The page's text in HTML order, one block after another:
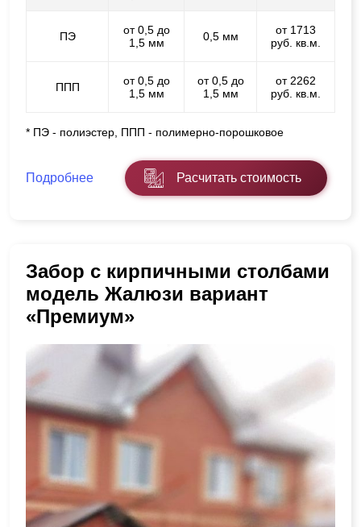
ПЭ
от 0,5 до
1,5 мм
0,5 мм
от 1713
руб. кв.м.
ППП
от 0,5 до
1,5 мм
от 0,5 до
1,5 мм
от 2262
руб. кв.м.
* ПЭ - полиэстер, ППП - полимерно-порошковое
Подробнее Расчитать стоимость
Забор с кирпичными столбами
модель Жалюзи вариант
«Премиум»